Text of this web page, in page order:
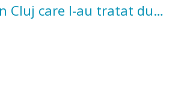
Cluj care l-au tratat după